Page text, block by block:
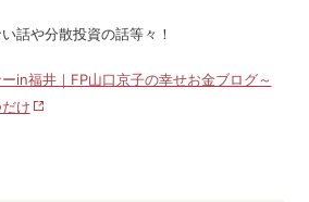
話や分散投資の話等々！
in福井｜FP山口京子の幸せお金ブログ～
け